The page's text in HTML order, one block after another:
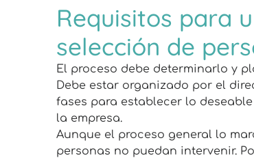
Requisitos para
selección de
El proceso debe determinarlo y
Debe estar organizado por el
fases para establecer lo
la empresa.
Aunque el proceso general lo
personas no puedan intervenir.